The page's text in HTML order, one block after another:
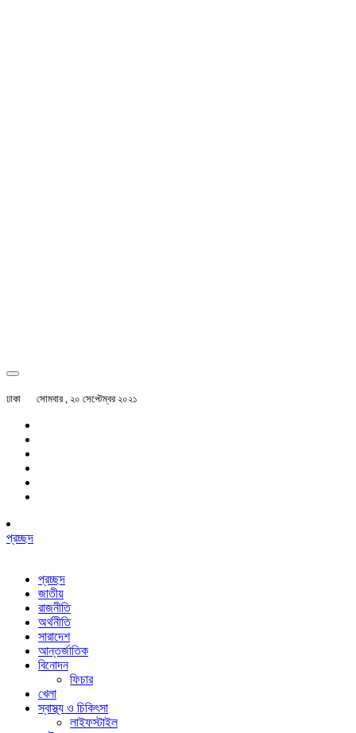
ঢাকা সোমবার , ২০ সেপ্টেম্বর ২০২১
প্রচ্ছদ
প্রচ্ছদ
জাতীয়
রাজনীতি
অর্থনীতি
সারাদেশ
আন্তর্জাতিক
বিনোদন
ফিচার
খেলা
স্বাস্থ্য ও চিকিৎসা
লাইফস্টাইল